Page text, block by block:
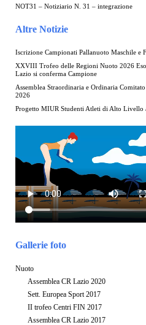
NOT31 – Notiziario N. 31 – integrazione
Altre Notizie
Iscrizione Campionati Pallanuoto Maschile e
XXVIII Trofeo delle Regioni Nuoto 2026
Lazio si conferma Campione
Assemblea Straordinaria e Ordinaria
2026
Progetto MIUR Studenti Atleti di Alto Livello
Gallerie foto
Nuoto
Assemblea CR Lazio 2020
Sett. Europea Sport 2017
II trofeo Centri FIN 2017
Assemblea CR Lazio 2017